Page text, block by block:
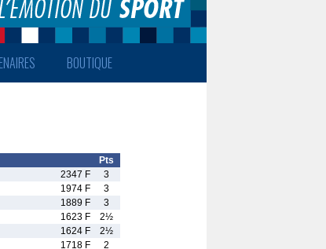
BOUTIQUE
Pts
2347 F
3
1974 F
3
1889 F
3
1623 F
2½
1624 F
2½
1718 F
2